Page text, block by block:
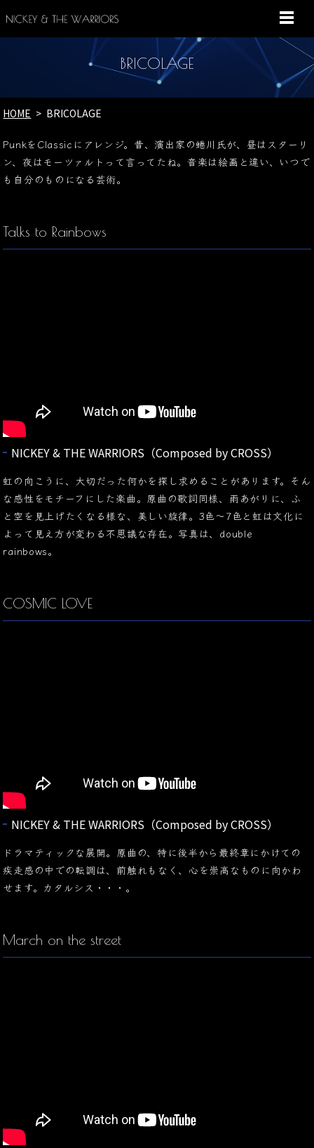
MENU
BRICOLAGE
HOME BRICOLAGE
PunkをClassicにアレンジ。昔、演出家の蜷川氏が、昼はスターリ
ン、夜はモーツァルトって言ってたね。音楽は絵画と違い、いつで
も自分のものになる芸術。
Talks to Rainbows
NICKEY & THE WARRIORS（Composed by CROSS）
虹の向こうに、大切だった何かを探し求めることがあります。そん
な感性をモチーフにした楽曲。原曲の歌詞同様、雨あがりに、ふ
と空を見上げたくなる様な、美しい旋律。3色～7色と虹は文化に
よって見え方が変わる不思議な存在。写真は、double
rainbows。
COSMIC LOVE
NICKEY & THE WARRIORS（Composed by CROSS）
ドラマティックな展開。原曲の、特に後半から最終章にかけての
疾走感の中での転調は、前触れもなく、心を崇高なものに向かわ
せます。カタルシス・・・。
March on the street